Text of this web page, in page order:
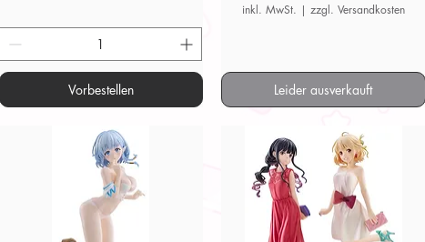
Vorbestellen
inkl. MwSt. | zzgl. Versandkosten
Leider ausverkauft